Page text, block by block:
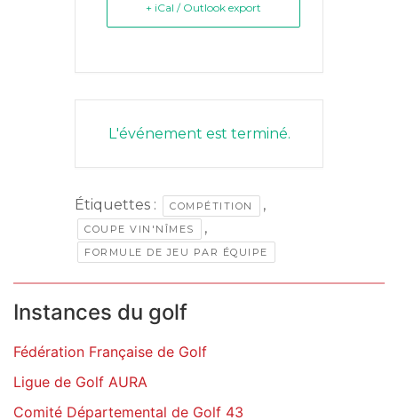
+ iCal / Outlook export
L'événement est terminé.
Étiquettes : COMPÉTITION ,
COUPE VIN'NÎMES ,
FORMULE DE JEU PAR ÉQUIPE
Instances du golf
Fédération Française de Golf
Ligue de Golf AURA
Comité Départemental de Golf 43